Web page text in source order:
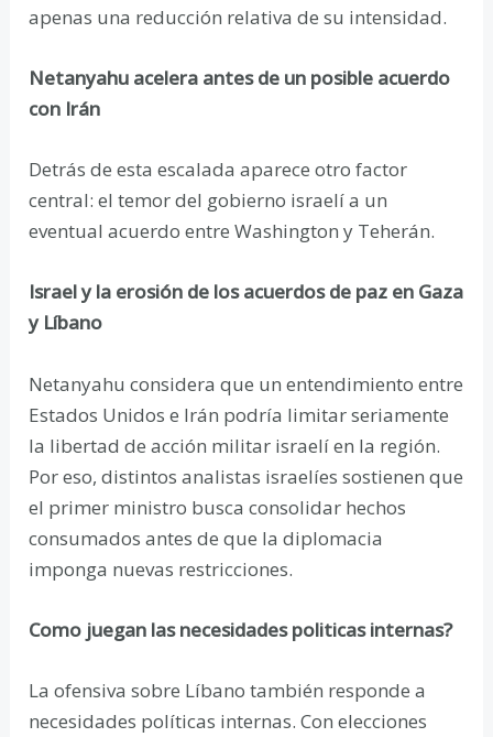
apenas una reducción relativa de su intensidad.
Netanyahu acelera antes de un posible acuerdo
con Irán
Detrás de esta escalada aparece otro factor
central: el temor del gobierno israelí a un
eventual acuerdo entre Washington y Teherán.
Israel y la erosión de los acuerdos de paz en Gaza
y Líbano
Netanyahu considera que un entendimiento entre
Estados Unidos e Irán podría limitar seriamente
la libertad de acción militar israelí en la región.
Por eso, distintos analistas israelíes sostienen que
el primer ministro busca consolidar hechos
consumados antes de que la diplomacia
imponga nuevas restricciones.
Como juegan las necesidades politicas internas?
La ofensiva sobre Líbano también responde a
necesidades políticas internas. Con elecciones